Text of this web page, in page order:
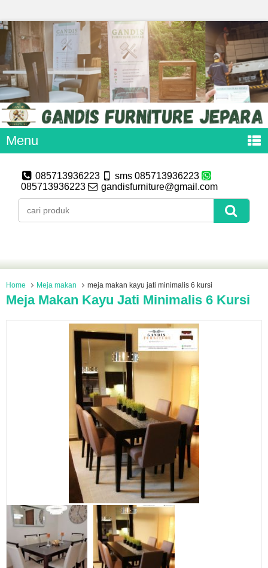
Menu
085713936223
sms 085713936223
085713936223
gandisfurniture@gmail.com
Home Meja makan meja makan kayu jati minimalis 6 kursi
Meja Makan Kayu Jati Minimalis 6 Kursi